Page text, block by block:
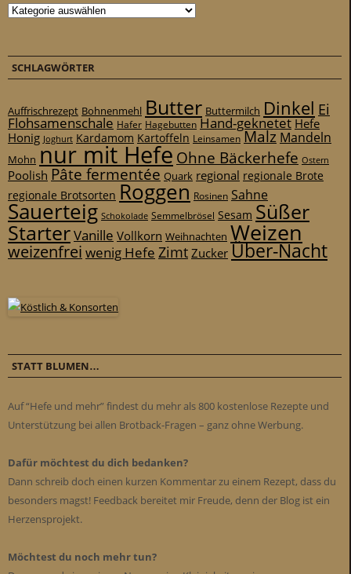
Kategorien
SCHLAGWÖRTER
Auffrischrezept Bohnenmehl Butter Buttermilch Dinkel Ei
Flohsamenschale Hafer Hagebutten Hand-geknetet Hefe
Honig Joghurt Kardamom Kartoffeln Leinsamen Malz Mandeln
Mohn nur mit Hefe Ohne Bäckerhefe Ostern
Poolish Pâte fermentée Quark regional regionale Brote
regionale Brotsorten Roggen Rosinen Sahne
Sauerteig Schokolade Semmelbrösel Sesam Süßer
StarterVanille Vollkorn Weihnachten Weizen
weizenfrei wenig Hefe ZimtZuckerÜber-Nacht
STATT BLUMEN…
Auf “Hefe und mehr” findest du mehr als 800 kostenlose Rezepte und
Unterstützung bei allen Brotback-Fragen – ganz ohne Werbung.
Dafür möchtest du dich bedanken?
Dann schreib doch einen kurzen Kommentar zu einem Rezept, dass du
besonders magst! Feedback bereitet mir Freude, denn der Blog ist ein
Herzensprojekt.
Möchtest du noch mehr tun?